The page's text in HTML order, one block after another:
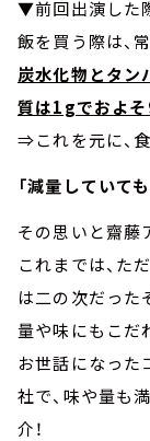
▼前回出演した
飯を買う際は、
炭水化物とタン
質は1gでおよそ
⇒これを元に、食
「減量していて
その思いと齋藤
これまでは、た
は二の次だった
量や味にもこだ
お世話になった
社で、味や量も
介！